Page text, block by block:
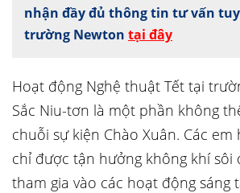
nhận đầy đủ thông tin tư vấn
trường Newton tại đây
Hoạt động Nghệ thuật Tết tại
Sắc Niu-tơn là một phần không
chuỗi sự kiện Chào Xuân. Các
chỉ được tận hưởng không khí sôi
tham gia vào các hoạt động sáng